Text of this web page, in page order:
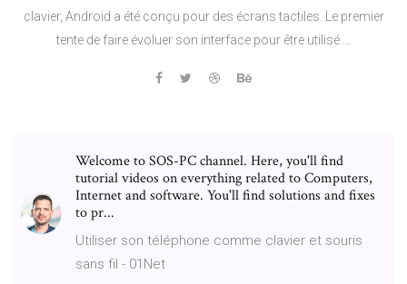
clavier, Android a été conçu pour des écrans tactiles. Le premier
tente de faire évoluer son interface pour être utilisé ...
Welcome to SOS-PC channel. Here, you'll find
tutorial videos on everything related to Computers,
Internet and software. You'll find solutions and fixes
to pr...
Utiliser son téléphone comme clavier et souris
sans fil - 01Net